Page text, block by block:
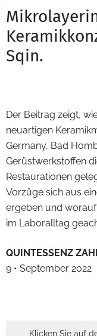
Sqin.
Der Beitrag zeigt,
neuartigen
Germany, Bad
Gerüstwerkstoffen
Restaurationen
Vorzüge sich aus
ergeben und
im Laboralltag
QUINTESSENZ
9 • September 2022
Klicken Sie auf